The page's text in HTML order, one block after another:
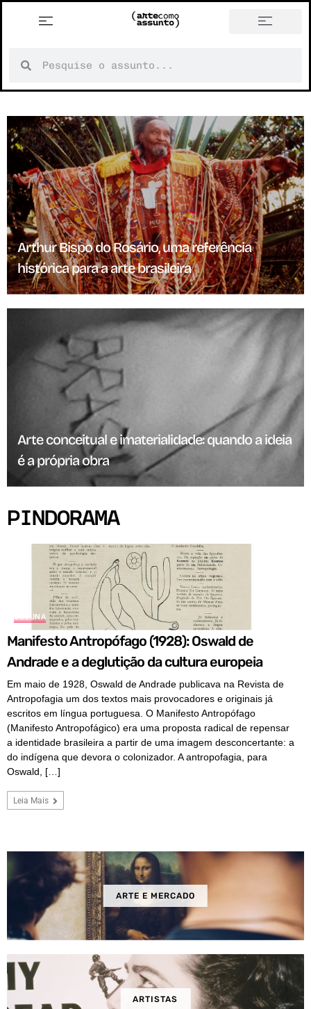
Arthur Bispo do Rosário, uma referência
histórica para a arte brasileira
Arte conceitual e imaterialidade: quando a ideia
é a própria obra
PINDORAMA
COLUNA
Manifesto Antropófago (1928): Oswald de
Andrade e a deglutição da cultura europeia
Em maio de 1928, Oswald de Andrade publicava na Revista de
Antropofagia um dos textos mais provocadores e originais já
escritos em língua portuguesa. O Manifesto Antropófago
(Manifesto Antropofágico) era uma proposta radical de repensar
a identidade brasileira a partir de uma imagem desconcertante: a
do indígena que devora o colonizador. A antropofagia, para
Oswald, […]
Leia Mais
ARTE E MERCADO
ARTISTAS